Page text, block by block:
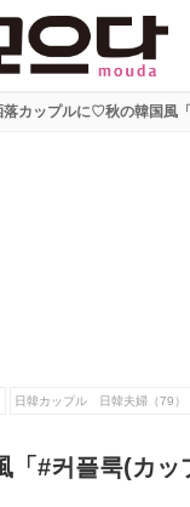
カップルに♡秋の韓国風
日韓カップル 日韓夫婦（79）
#커플룩(カッ